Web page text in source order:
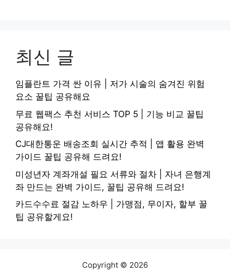
최신 글
임플란트 가격 싼 이유 | 저가 시술의 숨겨진 위험
요소 꿀팁 공유해요
무료 웹팩스 추천 서비스 TOP 5 | 기능 비교 꿀팁
공유해요!
CJ대한통운 배송조회 실시간 추적 | 앱 활용 완벽
가이드 꿀팁 공유해 드려요!
미성년자 계좌개설 필요 서류와 절차 | 자녀 은행계
좌 만드는 완벽 가이드, 꿀팁 공유해 드려요!
카드수수료 절감 노하우 | 가맹점, 무이자, 할부 꿀
팁 공유할게요!
Copyright © 2026